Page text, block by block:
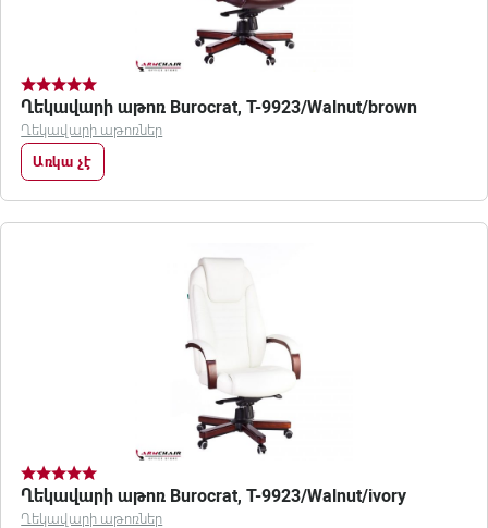
Ղեկավարի աթոռ Burocrat, T-9923/Walnut/brown
Ղեկավարի աթոռներ
Առկա չէ
Ղեկավարի աթոռ Burocrat, T-9923/Walnut/ivory
Ղեկավարի աթոռներ